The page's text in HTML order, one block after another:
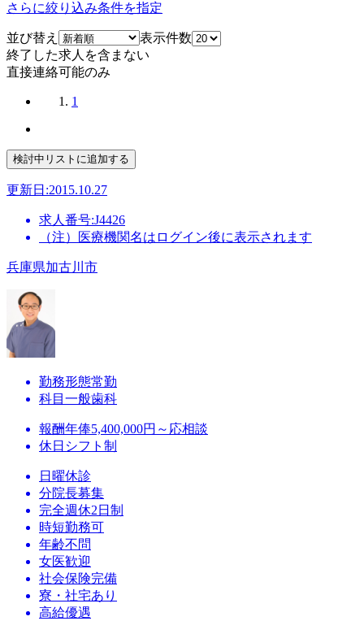
さらに絞り込み条件を指定
並び替え
表示件数
終了した求人を含まない
直接連絡可能のみ
1
更新日:2015.10.27
求人番号:J4426
（注）医療機関名はログイン後に表示されます
兵庫県加古川市
勤務形態常勤
科目 一般歯科
報酬年俸5,400,000円～応相談
休日 シフト制
日曜休診
分院長募集
完全週休2日制
時短勤務可
年齢不問
女医歓迎
社会保険完備
寮・社宅あり
高給優遇